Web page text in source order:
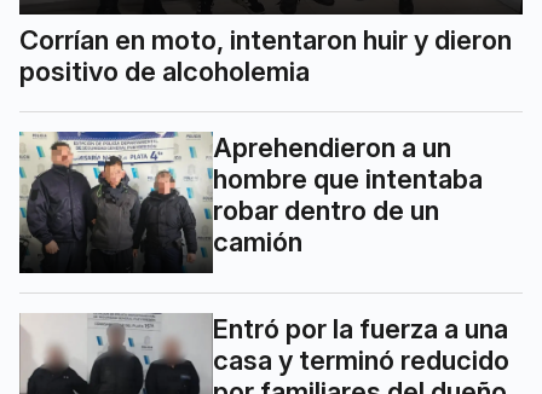
Corrían en moto, intentaron huir y dieron
positivo de alcoholemia
Aprehendieron a un
hombre que intentaba
robar dentro de un
camión
Entró por la fuerza a una
casa y terminó reducido